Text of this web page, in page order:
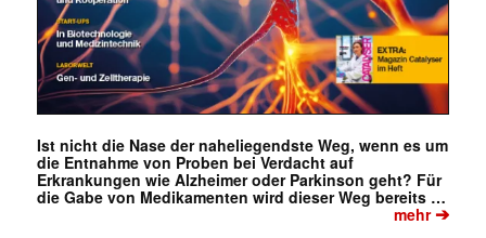
Ist nicht die Nase der naheliegendste Weg, wenn es um
die Entnahme von Proben bei Verdacht auf
Erkrankungen wie Alzheimer oder Parkinson geht? Für
die Gabe von Medikamenten wird dieser Weg bereits …
mehr➔